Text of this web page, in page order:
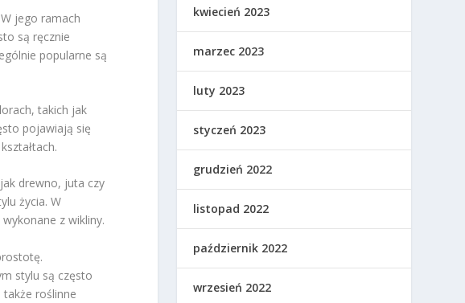
jego ramach
są ręcznie
popularne są
takich jak
pojawiają się
drewno, juta czy
życia. W
z wikliny.
stylu są często
roślinne
kwiecień 2023
marzec 2023
luty 2023
styczeń 2023
grudzień 2022
listopad 2022
październik 2022
wrzesień 2022